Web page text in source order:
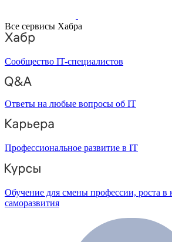
Все сервисы Хабра
Сообщество IT-специалистов
Ответы на любые вопросы об IT
Профессиональное развитие в IT
Обучение для смены профессии, роста в
саморазвития